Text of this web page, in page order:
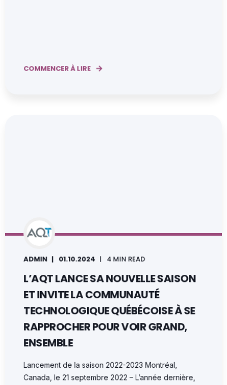
COMMENCER À LIRE
ADMIN 01.10.2024 4 MIN READ
L’AQT LANCE SA NOUVELLE SAISON
ET INVITE LA COMMUNAUTÉ
TECHNOLOGIQUE QUÉBÉCOISE À SE
RAPPROCHER POUR VOIR GRAND,
ENSEMBLE
Lancement de la saison 2022-2023 Montréal,
Canada, le 21 septembre 2022 – L’année dernière,